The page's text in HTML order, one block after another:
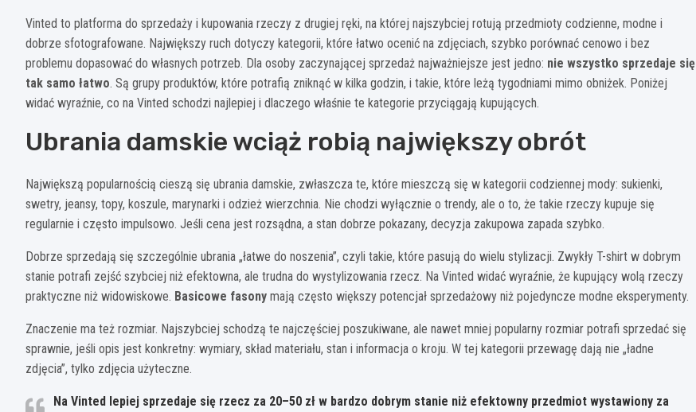
Vinted to platforma do sprzedaży i kupowania rzeczy z drugiej ręki, na której najszybciej rotują przedmioty codzienne, modne i
dobrze sfotografowane. Największy ruch dotyczy kategorii, które łatwo ocenić na zdjęciach, szybko porównać cenowo i bez
problemu dopasować do własnych potrzeb. Dla osoby zaczynającej sprzedaż najważniejsze jest jedno: nie wszystko sprzedaje się
tak samo łatwo. Są grupy produktów, które potrafią zniknąć w kilka godzin, i takie, które leżą tygodniami mimo obniżek. Poniżej
widać wyraźnie, co na Vinted schodzi najlepiej i dlaczego właśnie te kategorie przyciągają kupujących.
Ubrania damskie wciąż robią największy obrót
Największą popularnością cieszą się ubrania damskie, zwłaszcza te, które mieszczą się w kategorii codziennej mody: sukienki,
swetry, jeansy, topy, koszule, marynarki i odzież wierzchnia. Nie chodzi wyłącznie o trendy, ale o to, że takie rzeczy kupuje się
regularnie i często impulsowo. Jeśli cena jest rozsądna, a stan dobrze pokazany, decyzja zakupowa zapada szybko.
Dobrze sprzedają się szczególnie ubrania „łatwe do noszenia”, czyli takie, które pasują do wielu stylizacji. Zwykły T-shirt w dobrym
stanie potrafi zejść szybciej niż efektowna, ale trudna do wystylizowania rzecz. Na Vinted widać wyraźnie, że kupujący wolą rzeczy
praktyczne niż widowiskowe. Basicowe fasony mają często większy potencjał sprzedażowy niż pojedyncze modne eksperymenty.
Znaczenie ma też rozmiar. Najszybciej schodzą te najczęściej poszukiwane, ale nawet mniej popularny rozmiar potrafi sprzedać się
sprawnie, jeśli opis jest konkretny: wymiary, skład materiału, stan i informacja o kroju. W tej kategorii przewagę dają nie „ładne
zdjęcia”, tylko zdjęcia użyteczne.
Na Vinted lepiej sprzedaje się rzecz za 20–50 zł w bardzo dobrym stanie niż efektowny przedmiot wystawiony za